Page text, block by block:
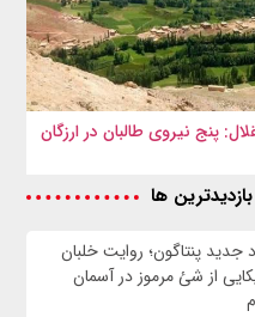
پنج نیروی طالبان در ارزگان
ها
جدید پنتاگون؛ روایت خلبان
از شئ مرموز در آسمان